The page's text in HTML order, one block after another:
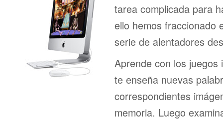
tarea complicada para
ello hemos fraccionado
serie de alentadores
Aprende con los juegos
te enseña nuevas
correspondientes
memoria. Luego